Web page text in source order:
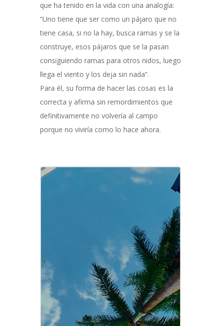
que ha tenido en la vida con una analogía:
“Uno tiene que ser como un pájaro que no
tiene casa, si no la hay, busca ramas y se la
construye, esos pájaros que se la pasan
consiguiendo ramas para otros nidos, luego
llega el viento y los deja sin nada”.
Para él, su forma de hacer las cosas es la
correcta y afirma sin remordimientos que
definitivamente no volvería al campo
porque no viviría como lo hace ahora.